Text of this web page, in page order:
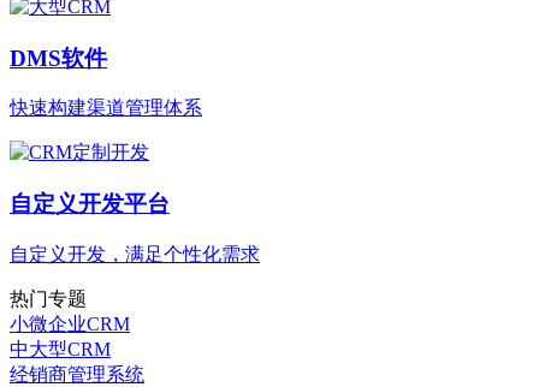
DMS软件
快速构建渠道管理体系
自定义开发平台
自定义开发，满足个性化需求
热门专题
小微企业CRM
中大型CRM
经销商管理系统